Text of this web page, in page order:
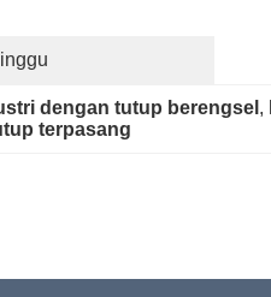
dengan tutup berengsel ,
terpasang